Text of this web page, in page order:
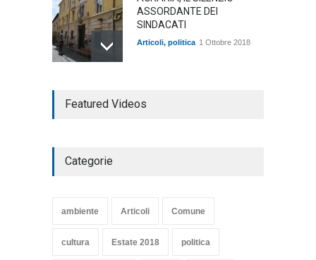
ASSORDANTE DEI
SINDACATI
Articoli, politica 1 Ottobre 2018
COMMEDIA"
TARQUINIA
Featured Videos
Categorie
ambiente Articoli Comune
cultura Estate 2018 politica